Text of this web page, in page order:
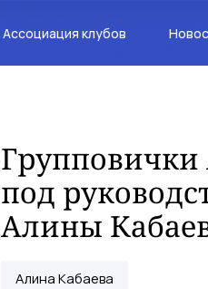
Ассоциация клубов
под
Алины
Алина Кабаева